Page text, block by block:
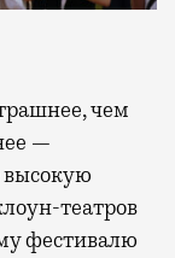
чем
—
высокую
театров
фестивалю